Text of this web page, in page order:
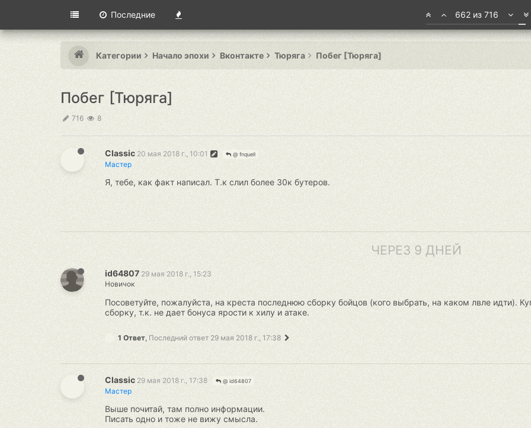
662 из 716
Последние
Категории Начало эпохи Вконтакте Тюряга Побег [Тюряга]
Побег [Тюряга]
716 8
Classic 20 мая 2018 г., 10:01 @ fnquell
Мастер
Я, тебе, как факт написал. Т.к слил более 30к бутеров.
ЧЕРЕЗ 9 ДНЕЙ
id64807 29 мая 2018 г., 15:23
Новичок
Посоветуйте, пожалуйста, на креста последнюю сборку бойцов (кого выбрать, на каком лвле идти).
сборку, т.к. не дает бонуса ярости к хилу и атаке.
1 Ответ, Последний ответ 29 мая 2018 г., 17:38
Classic 29 мая 2018 г., 17:38 @ id64807
Мастер
Выше почитай, там полно информации.
Писать одно и тоже не вижу смысла.